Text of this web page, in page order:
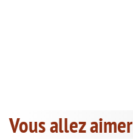
Vous allez aimer